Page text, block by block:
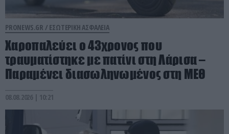
PRONEWS.GR / ΕΣΩΤΕΡΙΚΗ ΑΣΦΑΛΕΙΑ
Χαροπαλεύει ο 43χρονος που
τραυματίστηκε με πατίνι στη Λάρισα –
Παραμένει διασωληνωμένος στη ΜΕΘ
08.08.2026 | 10:21